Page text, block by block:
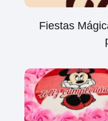
Fiestas